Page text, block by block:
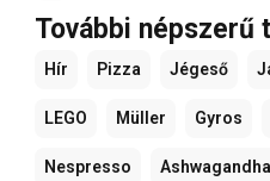
További népszerű
Hír Pizza Jégeső
LEGO Müller Gyros
Nespresso Ashwagandha